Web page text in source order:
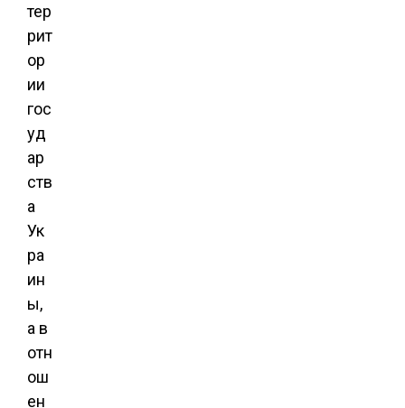
тер
рит
ор
ии
гос
уд
ар
ств
а
Ук
ра
ин
ы,
а в
отн
ош
ен